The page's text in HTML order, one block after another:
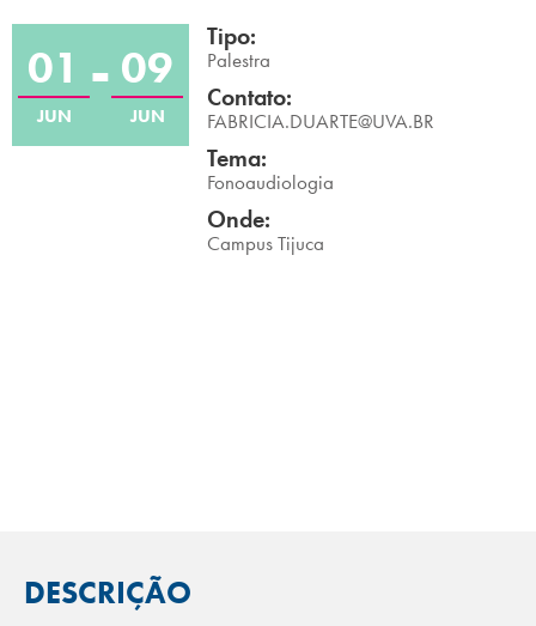
Campi/Unidades
Atendimento (21) 2574 8888
Conclua sua Matrícula
01
JUN
09
JUN
Tipo:
Palestra
Contato:
FABRICIA.DUARTE@UVA.BR
Tema:
Fonoaudiologia
Onde:
Campus Tijuca
DESCRIÇÃO